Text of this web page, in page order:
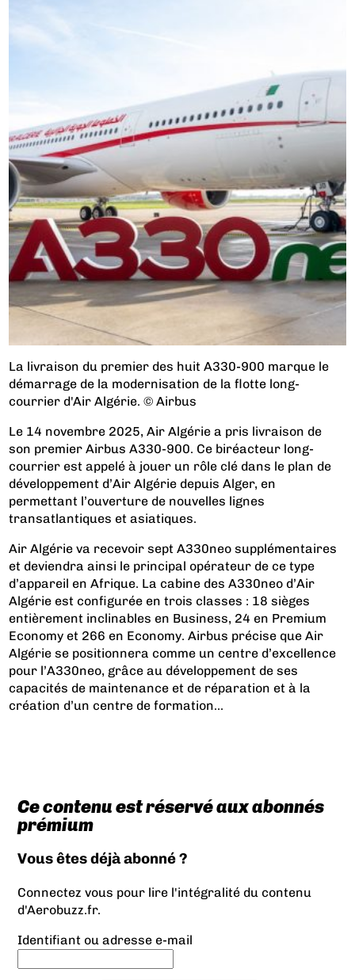
La livraison du premier des huit A330-900 marque le
démarrage de la modernisation de la flotte long-
courrier d'Air Algérie. © Airbus
Le 14 novembre 2025, Air Algérie a pris livraison de
son premier Airbus A330-900. Ce biréacteur long-
courrier est appelé à jouer un rôle clé dans le plan de
développement d’Air Algérie depuis Alger, en
permettant l’ouverture de nouvelles lignes
transatlantiques et asiatiques.
Air Algérie va recevoir sept A330neo supplémentaires
et deviendra ainsi le principal opérateur de ce type
d’appareil en Afrique. La cabine des A330neo d’Air
Algérie est configurée en trois classes : 18 sièges
entièrement inclinables en Business, 24 en Premium
Economy et 266 en Economy. Airbus précise que Air
Algérie se positionnera comme un centre d’excellence
pour l’A330neo, grâce au développement de ses
capacités de maintenance et de réparation et à la
création d’un centre de formation...
Ce contenu est réservé aux abonnés
prémium
Vous êtes déjà abonné ?
Connectez vous pour lire l'intégralité du contenu
d'Aerobuzz.fr.
Identifiant ou adresse e-mail